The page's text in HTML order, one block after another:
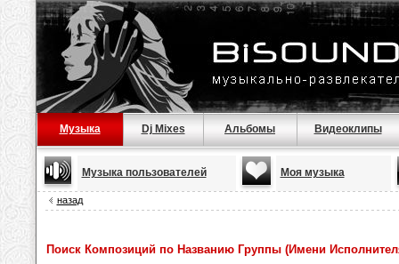
Музыка Dj Mixes Альбомы Видеоклипы
Музыка пользователей Моя музыка
назад
Поиск Композиций по Названию Группы (Имени